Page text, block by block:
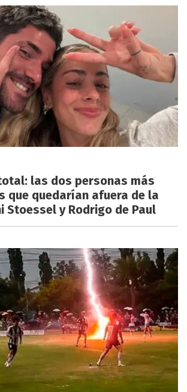
las dos personas más
que quedarían afuera de la
Stoessel y Rodrigo de Paul